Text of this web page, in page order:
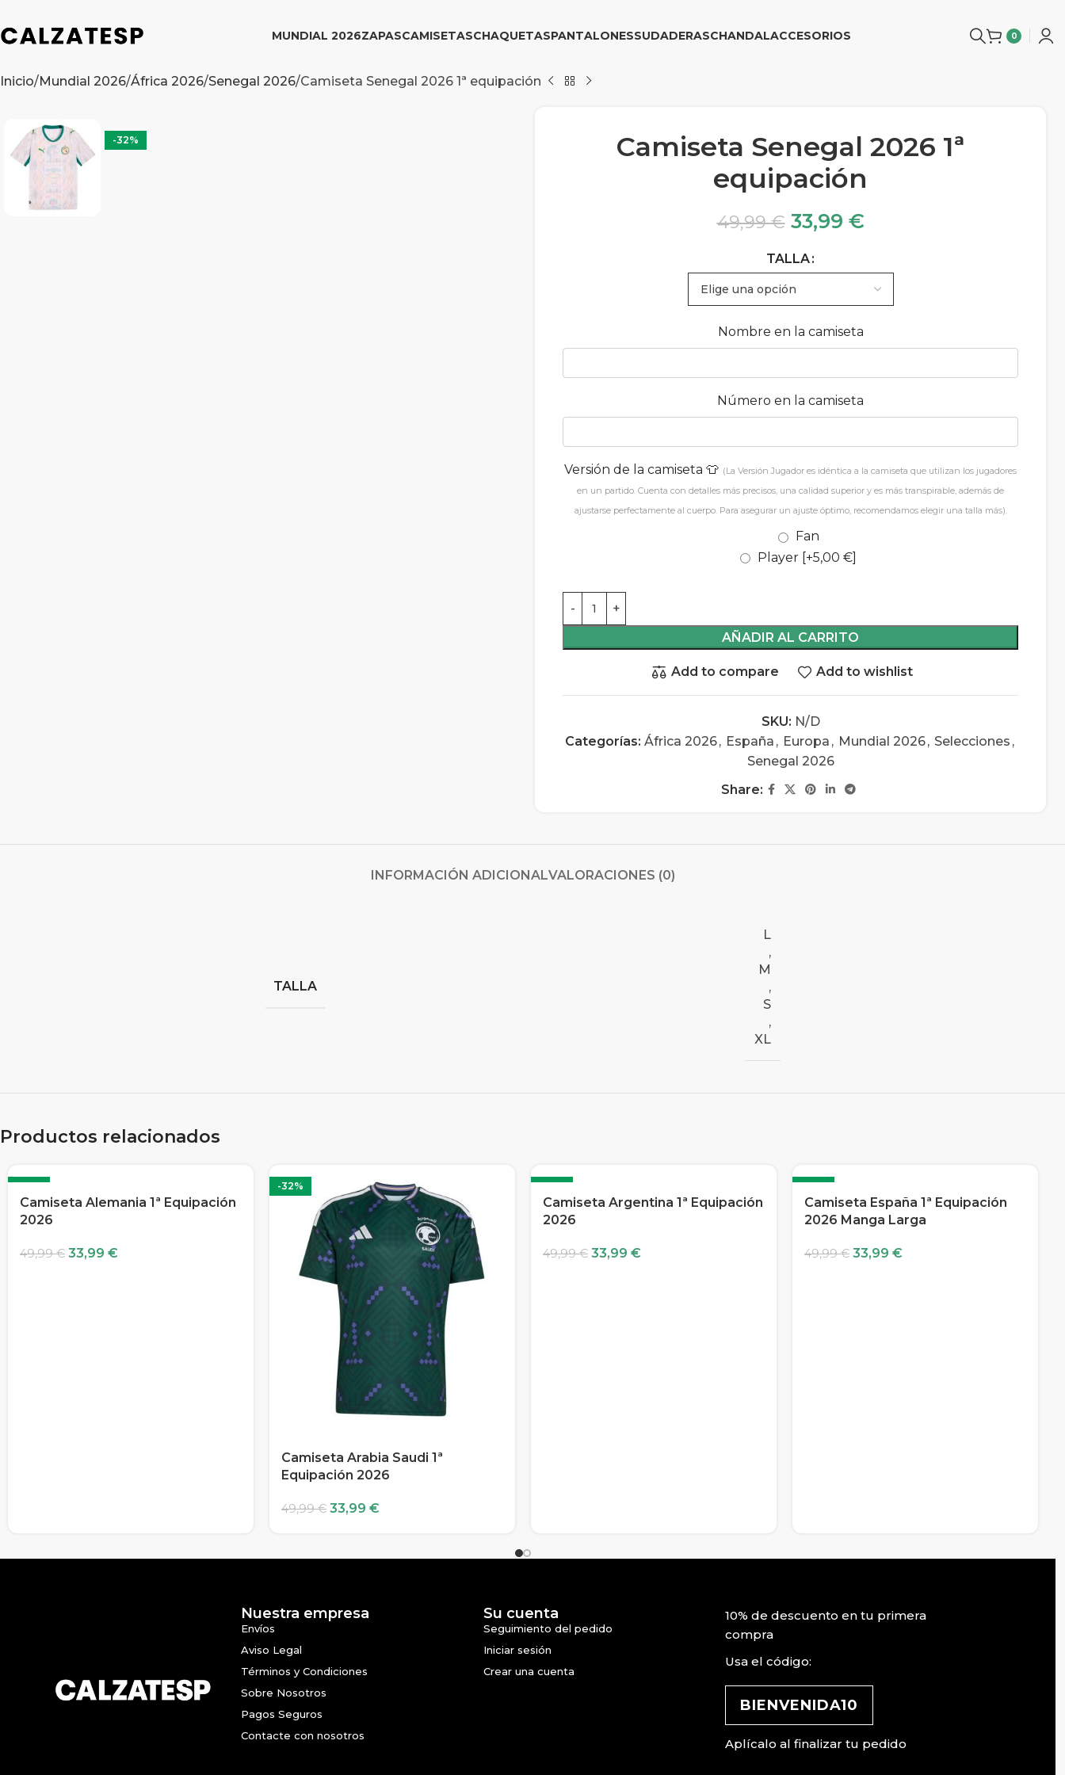
MUNDIAL 2026ZAPASCAMISETASCHAQUETASPANTALONESSUDADERASCHANDALACCESORIOS 0
Inicio Mundial 2026 África 2026 Senegal 2026 Camiseta Senegal 2026 1ª equipación
-32%
Camiseta Senegal 2026 1ª
equipación
49,99€ 33,99 €
TALLA
Nombre en la camiseta
Número en la camiseta
Versión de la camiseta 👕 (La Versión Jugador es idéntica a la camiseta que utilizan los jugadores
en un partido. Cuenta con detalles más precisos, una calidad superior y es más transpirable, además de
ajustarse perfectamente al cuerpo. Para asegurar un ajuste óptimo, recomendamos elegir una talla más).
Fan
Player [+5,00 €]
AÑADIR AL CARRITO
Add to compare Add to wishlist
SKU: N/D
Categorías: África 2026, España , Europa , Mundial 2026, Selecciones ,
Senegal 2026
Share:
INFORMACIÓN ADICIONALVALORACIONES (0)
TALLA
L
,
M
,
S
,
XL
Productos relacionados
-32%
Camiseta Alemania 1ª Equipación
2026
49,99€ 33,99 €
-32%
Camiseta Arabia Saudi 1ª
Equipación 2026
49,99€ 33,99 €
-32%
Camiseta Argentina 1ª Equipación
2026
49,99€ 33,99 €
-32%
Camiseta España 1ª Equipación
2026 Manga Larga
49,99€ 33,99 €
Nuestra empresa
Envíos
Aviso Legal
Términos y Condiciones
Sobre Nosotros
Pagos Seguros
Contacte con nosotros
Su cuenta
Seguimiento del pedido
Iniciar sesión
Crear una cuenta
10% de descuento en tu primera
compra
Usa el código:
BIENVENIDA10
Aplícalo al finalizar tu pedido